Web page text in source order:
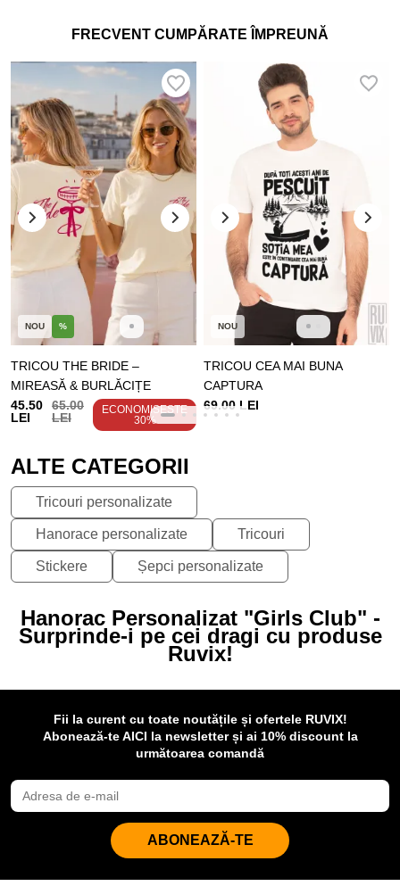
FRECVENT CUMPĂRATE ÎMPREUNĂ
NOU %
TRICOU THE BRIDE –
MIREASĂ & BURLĂCIȚE
45.50
LEI
65.00
LEI
ECONOMISEȘTE
30%
NOU
TRICOU CEA MAI BUNA
CAPTURA
69.00 LEI
ALTE CATEGORII
Tricouri personalizate
Hanorace personalizate Tricouri
Stickere Șepci personalizate
Hanorac Personalizat "Girls Club" -
Surprinde-i pe cei dragi cu produse
Ruvix!
Fii la curent cu toate noutățile și ofertele RUVIX!
Abonează-te AICI la newsletter și ai 10% discount la
următoarea comandă
ABONEAZĂ-TE